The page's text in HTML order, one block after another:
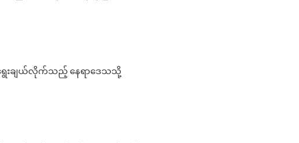
ရွေးချယ်လိုက်သည့် နေရာဒေသသို့